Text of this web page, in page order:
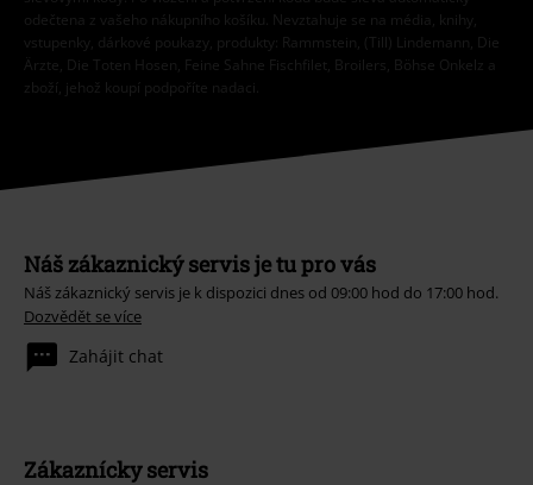
odečtena z vašeho nákupního košíku. Nevztahuje se na média, knihy,
vstupenky, dárkové poukazy, produkty: Rammstein, (Till) Lindemann, Die
Ärzte, Die Toten Hosen, Feine Sahne Fischfilet, Broilers, Böhse Onkelz a
zboží, jehož koupí podpoříte nadaci.
Náš zákaznický servis je tu pro vás
Náš zákaznický servis je k dispozici dnes od 09:00 hod do 17:00 hod.
Dozvědět se více
Zákaznícky servis